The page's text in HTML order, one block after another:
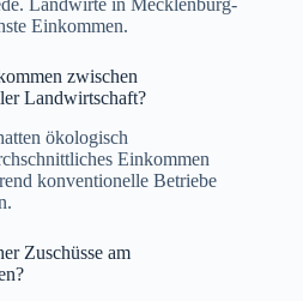
Einkommen.
zwischen
Landwirtschaft?
ökologisch
Einkommen
konventionelle Betriebe
Zuschüsse am